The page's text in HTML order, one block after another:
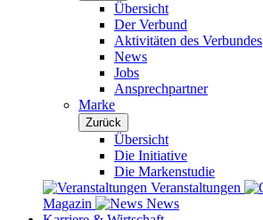
Übersicht
Der Verbund
Aktivitäten des Verbundes
News
Jobs
Ansprechpartner
Marke
Zurück
Übersicht
Die Initiative
Die Markenstudie
Veranstaltungen
Magazin
News